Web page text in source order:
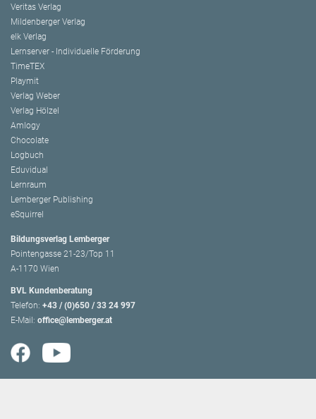
Veritas Verlag
Mildenberger Verlag
elk Verlag
Lernserver - Individuelle Förderung
TimeTEX
Playmit
Verlag Weber
Verlag Hölzel
Amlogy
Chocolate
Logbuch
Eduvidual
Lernraum
Lemberger Publishing
eSquirrel
Bildungsverlag Lemberger
Pointengasse 21-23/Top 11
A-1170 Wien
BVL Kundenberatung
Telefon: +43 / (0)650 / 33 24 997
E-Mail: office@lemberger.at